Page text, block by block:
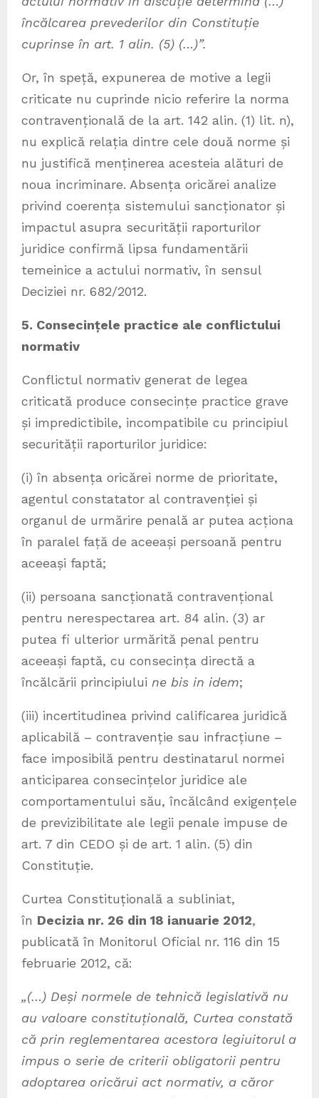
încălcarea prevederilor din Constituție
cuprinse în art. 1 alin. (5) (…)”.
Or, în speță, expunerea de motive a legii
criticate nu cuprinde nicio referire la norma
contravențională de la art. 142 alin. (1) lit. n),
nu explică relația dintre cele două norme și
nu justifică menținerea acesteia alături de
noua incriminare. Absența oricărei analize
privind coerența sistemului sancționator și
impactul asupra securității raporturilor
juridice confirmă lipsa fundamentării
temeinice a actului normativ, în sensul
Deciziei nr. 682/2012.
5. Consecințele practice ale conflictului
normativ
Conflictul normativ generat de legea
criticată produce consecințe practice grave
și impredictibile, incompatibile cu principiul
securității raporturilor juridice:
(i) în absența oricărei norme de prioritate,
agentul constatator al contravenției și
organul de urmărire penală ar putea acționa
în paralel față de aceeași persoană pentru
aceeași faptă;
(ii) persoana sancționată contravențional
pentru nerespectarea art. 84 alin. (3) ar
putea fi ulterior urmărită penal pentru
aceeași faptă, cu consecința directă a
încălcării principiului ne bis in idem;
(iii) incertitudinea privind calificarea juridică
aplicabilă – contravenție sau infracțiune –
face imposibilă pentru destinatarul normei
anticiparea consecințelor juridice ale
comportamentului său, încălcând exigențele
de previzibilitate ale legii penale impuse de
art. 7 din CEDO și de art. 1 alin. (5) din
Constituție.
Curtea Constituțională a subliniat,
în Decizia nr. 26 din 18 ianuarie 2012,
publicată în Monitorul Oficial nr. 116 din 15
februarie 2012, că:
„(…) Deși normele de tehnică legislativă nu
au valoare constituțională, Curtea constată
că prin reglementarea acestora legiuitorul a
impus o serie de criterii obligatorii pentru
adoptarea oricărui act normativ, a căror